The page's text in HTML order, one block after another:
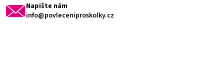
Napište nám
info@povleceniproskolky.cz